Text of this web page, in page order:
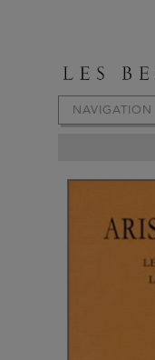
NAVIGATION